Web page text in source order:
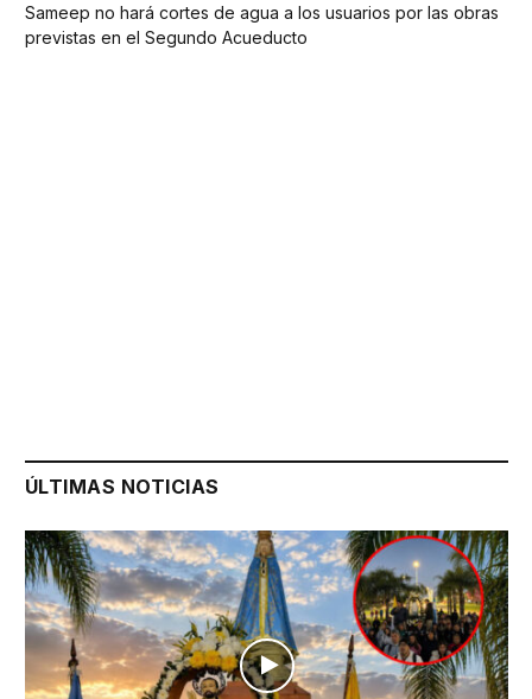
Sameep no hará cortes de agua a los usuarios por las obras
previstas en el Segundo Acueducto
ÚLTIMAS NOTICIAS